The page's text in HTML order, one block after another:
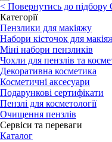
< Повернутись до підбору
Категорії
Пензлики для макіяжу
Набори кісточок для
Міні набори пензликів
Чохли для пензлів та
Декоративна косметика
Косметичні аксесуари
Подарункові сертифікати
Пензлі для косметології
Очищення пензлів
Сервіси та переваги
Каталог